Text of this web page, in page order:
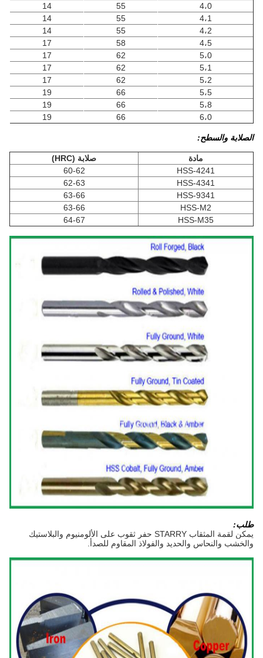
4،0
55
14
4،1
55
14
4،2
55
14
4،5
58
17
5،0
62
17
5،1
62
17
5،2
62
17
5،5
66
19
5،8
66
19
6،0
66
19
الصلابة والسطح:
مادة
صلابة (HRC)
HSS-4241
60-62
HSS-4341
62-63
HSS-9341
63-66
HSS-M2
63-66
HSS-M35
64-67
طلب:
يمكن لقمة المثقاب STARRY حفر ثقوب على الألومنيوم والبلاستيك
والخشب والنحاس والحديد والفولاذ المقاوم للصدأ.